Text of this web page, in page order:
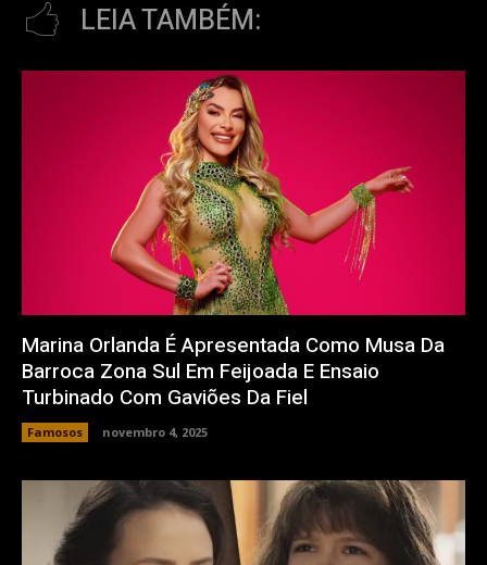
LEIA TAMBÉM:
Marina Orlanda É Apresentada Como Musa Da
Barroca Zona Sul Em Feijoada E Ensaio
Turbinado Com Gaviões Da Fiel
Famosos novembro 4, 2025